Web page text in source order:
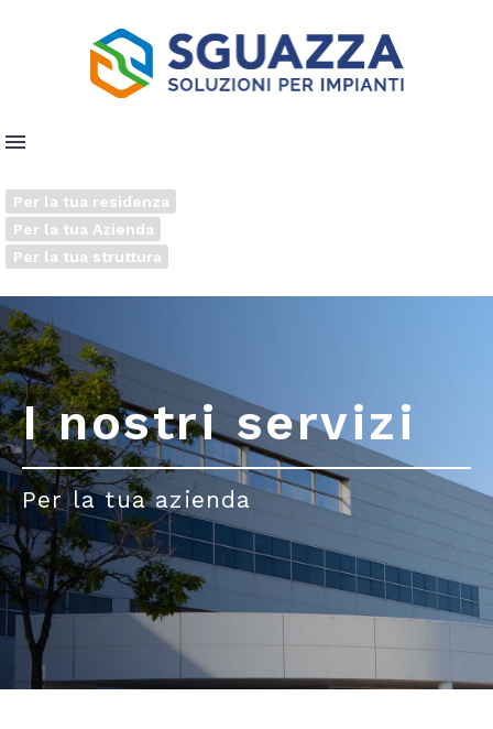
Per la tua residenza
Per la tua Azienda
Per la tua struttura
I nostri servizi
Per la tua azienda